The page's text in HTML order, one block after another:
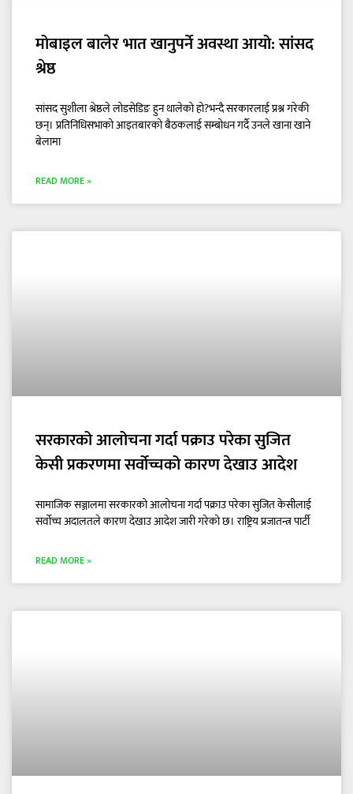
मोबाइल बालेर भात खानुपर्ने अवस्था आयो: सांसद
श्रेष्ठ
सांसद सुशीला श्रेष्ठले लोडसेडिङ हुन थालेको हो?भन्दै सरकारलाई प्रश्न गरेकी
छन्। प्रतिनिधिसभाको आइतबारको बैठकलाई सम्बोधन गर्दै उनले खाना खाने
बेलामा
READ MORE »
सरकारको आलोचना गर्दा पक्राउ परेका सुजित
केसी प्रकरणमा सर्वोच्चको कारण देखाउ आदेश
सामाजिक सञ्जालमा सरकारको आलोचना गर्दा पक्राउ परेका सुजित केसीलाई
सर्वोच्च अदालतले कारण देखाउ आदेश जारी गरेको छ। राष्ट्रिय प्रजातन्त्र पार्टी
READ MORE »